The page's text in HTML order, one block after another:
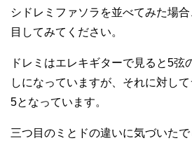
シドレミファソラを並べてみた場
目してみてください。
ドレミはエレキギターで見ると5弦
しになっていますが、それに対して
5となっています。
三つ目のミとドの違いに気づいたで